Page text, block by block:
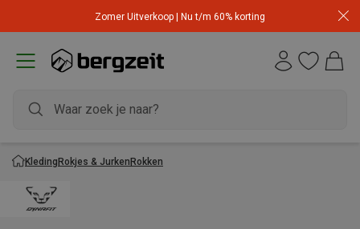
Zomer Uitverkoop | Nu t/m 60% korting
KledingRokjes & JurkenRokken